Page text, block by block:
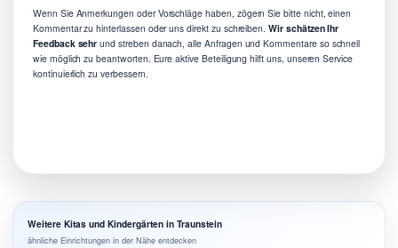
Wenn Sie Anmerkungen oder Vorschläge haben, zögern Sie bitte nicht, einen
Kommentar zu hinterlassen oder uns direkt zu schreiben.Wir schätzen Ihr
Feedback sehr und streben danach, alle Anfragen und Kommentare so schnell
wie möglich zu beantworten. Eure aktive Beteiligung hilft uns, unseren Service
kontinuierlich zu verbessern.
Weitere Kitas und Kindergärten in Traunstein
ähnliche Einrichtungen in der Nähe entdecken